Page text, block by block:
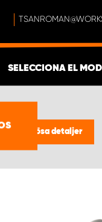
-
SELECCIONA EL
Lösa detaljer